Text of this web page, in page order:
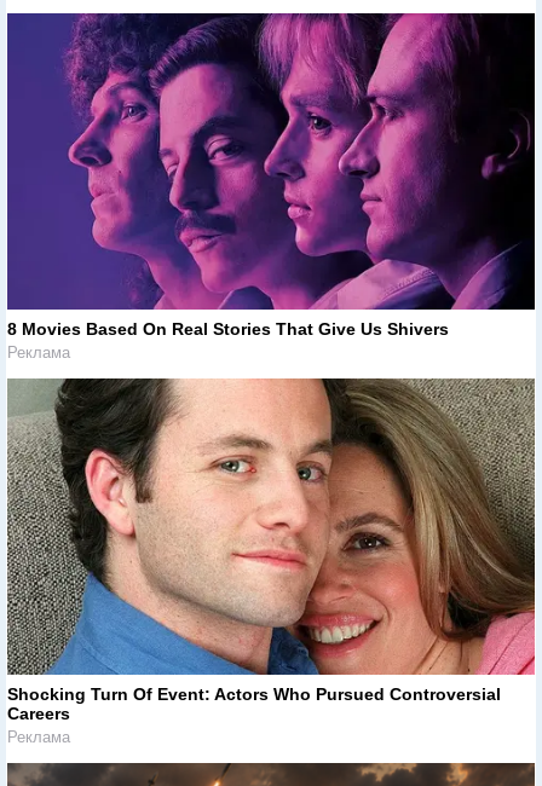
8 Movies Based On Real Stories That Give Us Shivers
Реклама
Shocking Turn Of Event: Actors Who Pursued Controversial
Careers
Реклама